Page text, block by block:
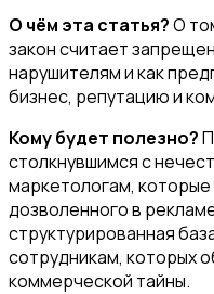
О чём эта статья?О
закон считает
нарушителям и как
бизнес, репутацию и
Кому будет полезно?
столкнувшимся с
маркетологам, которые
дозволенного в
структурированная
сотрудникам, которых
коммерческой тайны.